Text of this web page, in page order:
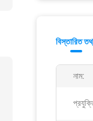
বিস্তারিত
নাম: